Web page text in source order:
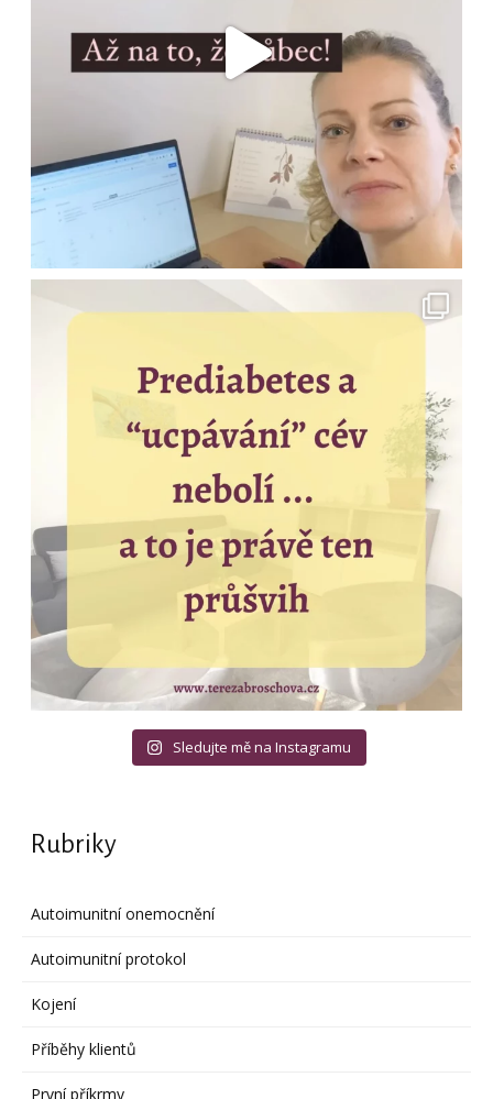
Sledujte mě na Instagramu
Rubriky
Autoimunitní onemocnění
Autoimunitní protokol
Kojení
Příběhy klientů
První příkrmy